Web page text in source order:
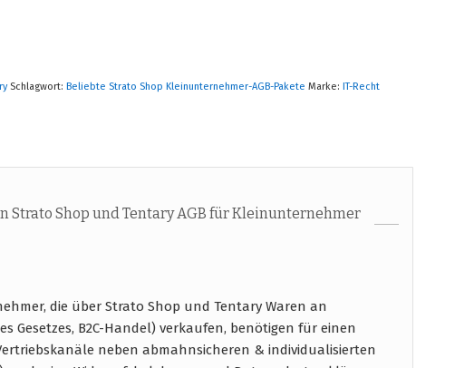
Schlagwort:Beliebte Strato Shop Kleinunternehmer-AGB-Pakete Marke:IT-Recht
Shop und Tentary AGB für Kleinunternehmer
die über Strato Shop und Tentary Waren an
Gesetzes, B2C-Handel) verkaufen, benötigen für einen
neben abmahnsicheren & individualisierten